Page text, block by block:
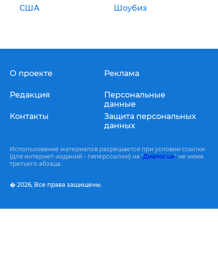
США Шоубиз
О проекте
Редакция
Контакты
Реклама
Персональные
данные
Защита персональных
данных
Использование материалов разрешается при условии ссылки
(для интернет-изданий - гиперссылки) на "Диалог.ua" не ниже
третьего абзаца.
� 2026, Все права защищены.